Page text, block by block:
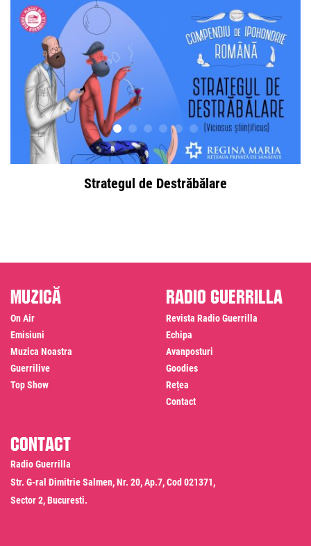
Strategul de Destrăbălare
Muzică
On Air
Emisiuni
Muzica Noastra
Guerrilive
Top Show
Radio Guerrilla
Revista Radio Guerrilla
Echipa
Avanposturi
Goodies
Rețea
Contact
Contact
Radio Guerrilla
Str. G-ral Dimitrie Salmen, Nr. 20, Ap.7, Cod 021371,
Sector 2, Bucuresti.